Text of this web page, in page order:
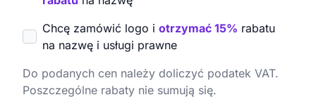
Chcę zamówić logo i otrzymać 15% rabatu
na nazwę i usługi prawne
Do podanych cen należy doliczyć podatek VAT.
Poszczególne rabaty nie sumują się.